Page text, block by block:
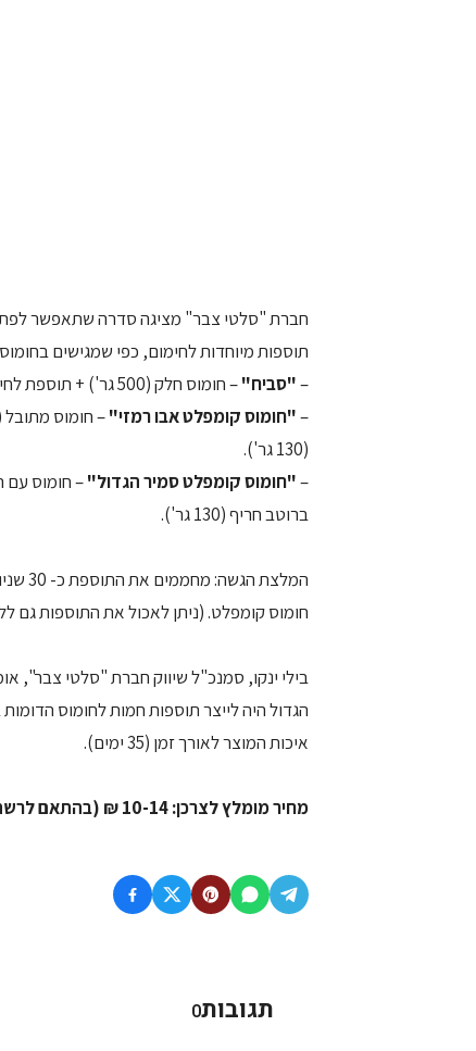
תוספות מיוחדות לחימום, כפי שמגישים
–"סביח"– חומוס חלק (500 גר') + תוספת לחימום של קוביות חצילים מטוגנות וביצה קשה ברוטב חריף (130 גר').
–"חומוס קומפלט אבו רמזי"
(130 גר').
–"חומוס קומפלט סמיר הגדול"
ברוטב חריף (130 גר').
חומוס קומפלט. (ניתן לאכול את התוספות גם
בילי ינקו, סמנכ"ל שיווק חברת "סלטי צבר",
הגדול היה לייצר תוספות חמות לחומוס
איכות המוצר לאורך זמן (35 ימים).
מחיר מומלץ לצרכן: 10-14 ₪ (בהתאם לרשתות השיווק).
תגובות0